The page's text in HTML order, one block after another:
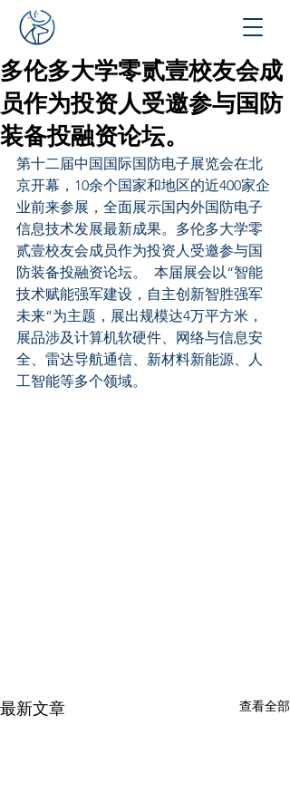
多伦多大学零贰壹校友会成
员作为投资人受邀参与国防
装备投融资论坛。
第十二届中国国际国防电子展览会在北
京开幕，10余个国家和地区的近400家企
业前来参展，全面展示国内外国防电子
信息技术发展最新成果。多伦多大学零
贰壹校友会成员作为投资人受邀参与国
防装备投融资论坛。  本届展会以“智能
技术赋能强军建设，自主创新智胜强军
未来”为主题，展出规模达4万平方米，
展品涉及计算机软硬件、网络与信息安
全、雷达导航通信、新材料新能源、人
工智能等多个领域。
最新文章 查看全部